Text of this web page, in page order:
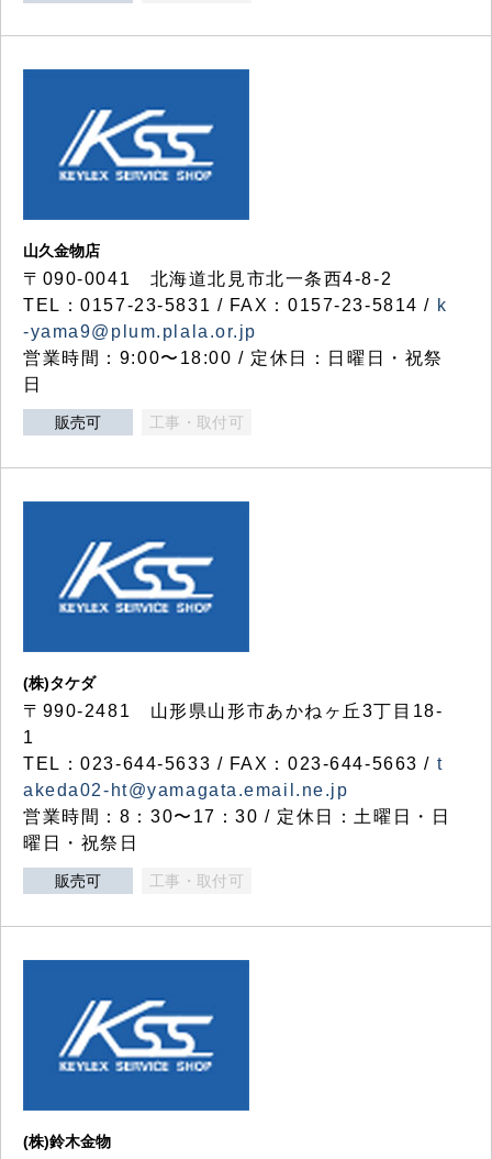
山久金物店
〒090-0041 北海道北見市北一条西4-8-2
TEL：0157-23-5831 / FAX：0157-23-5814 / k
-yama9@plum.plala.or.jp
営業時間：9:00〜18:00 / 定休日：日曜日・祝祭
日
販売可 工事・取付可
(株)タケダ
〒990-2481 山形県山形市あかねヶ丘3丁目18-
1
TEL：023-644-5633 / FAX：023-644-5663 / t
akeda02-ht@yamagata.email.ne.jp
営業時間：8：30〜17：30 / 定休日：土曜日・日
曜日・祝祭日
販売可 工事・取付可
(株)鈴木金物